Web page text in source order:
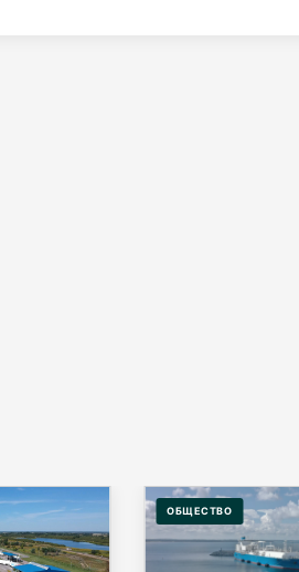
ОБЩЕСТВО